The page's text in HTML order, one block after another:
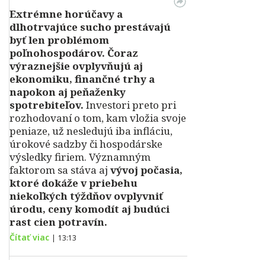
Extrémne horúčavy a
dlhotrvajúce sucho prestávajú
byť len problémom
poľnohospodárov. Čoraz
výraznejšie ovplyvňujú aj
ekonomiku, finančné trhy a
napokon aj peňaženky
spotrebiteľov. Investori preto pri
rozhodovaní o tom, kam vložia svoje
peniaze, už nesledujú iba infláciu,
úrokové sadzby či hospodárske
výsledky firiem. Významným
faktorom sa stáva aj vývoj počasia,
ktoré dokáže v priebehu
niekoľkých týždňov ovplyvniť
úrodu, ceny komodít aj budúci
rast cien potravín.
Čítať viac | 13:13